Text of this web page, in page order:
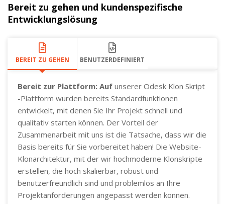
Bereit zu gehen und kundenspezifische
Entwicklungslösung
BEREIT ZU GEHEN BENUTZERDEFINIERT
Bereit zur Plattform: Auf unserer Odesk Klon Skript
-Plattform wurden bereits Standardfunktionen
entwickelt, mit denen Sie Ihr Projekt schnell und
qualitativ starten können. Der Vorteil der
Zusammenarbeit mit uns ist die Tatsache, dass wir die
Basis bereits für Sie vorbereitet haben! Die Website-
Klonarchitektur, mit der wir hochmoderne Klonskripte
erstellen, die hoch skalierbar, robust und
benutzerfreundlich sind und problemlos an Ihre
Projektanforderungen angepasst werden können.